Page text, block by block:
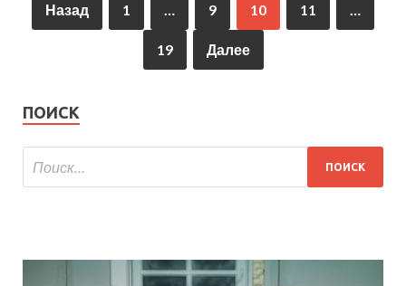
Назад 1 … 9 10 11 …
19 Далее
ПОИСК